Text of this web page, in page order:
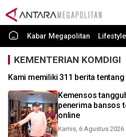
Kabar Megapolitan Lifestyle
KEMENTERIAN KOMDIGI
Kami memiliki 311 berita
Kemensos
penerima bansos
online
Kamis, 6 Agustus 2026